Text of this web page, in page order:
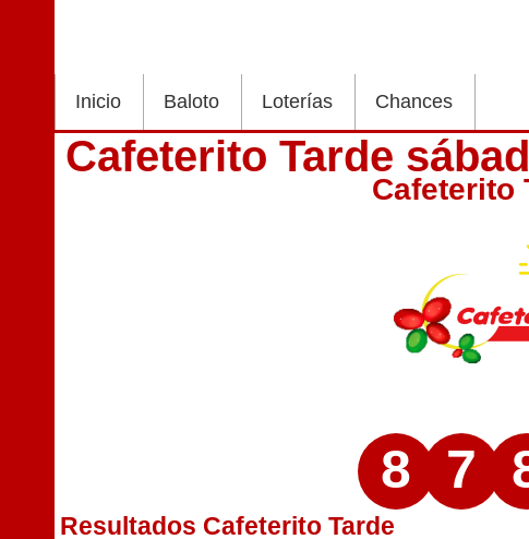
Inicio Baloto Loterías Chances
Cafeterito Tarde
Cafeterito
8 7
Resultados Cafeterito Tarde